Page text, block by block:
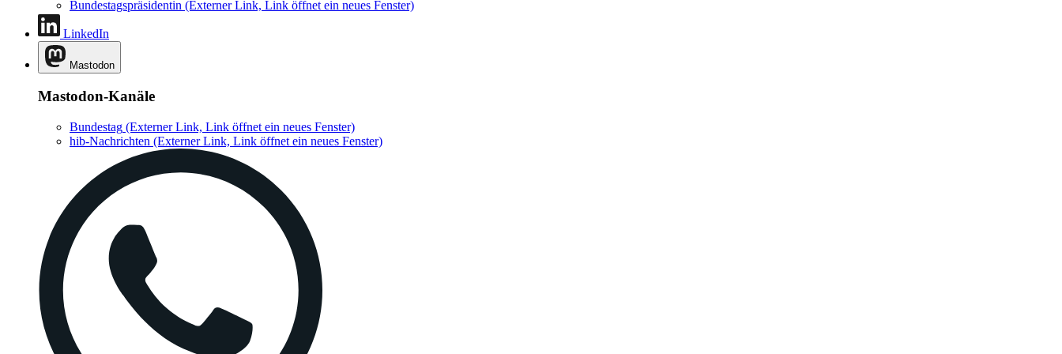
Bundestagspräsidentin (Externer Link, Link öffnet ein neues Fenster)
LinkedIn
Mastodon
Mastodon-Kanäle
Bundestag (Externer Link, Link öffnet ein neues Fenster)
hib-Nachrichten (Externer Link, Link öffnet ein neues Fenster)